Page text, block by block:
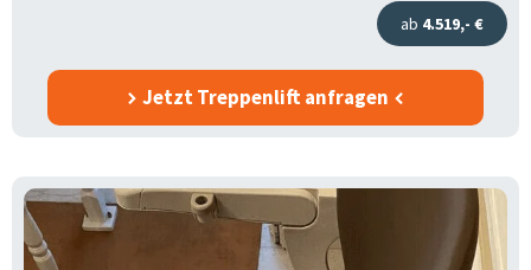
ab 4.519,- €
Jetzt Treppenlift anfragen